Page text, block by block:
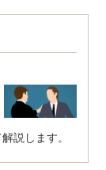
説します。